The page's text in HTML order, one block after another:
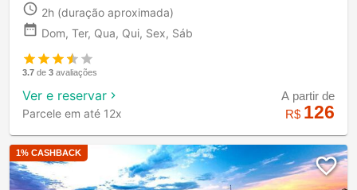
2h (duração aproximada)
Dom, Ter, Qua, Qui, Sex, Sáb
3.7 de 3 avaliações
Ver e reservar
Parcele em até 12x
A partir de
R$ 126
1% CASHBACK